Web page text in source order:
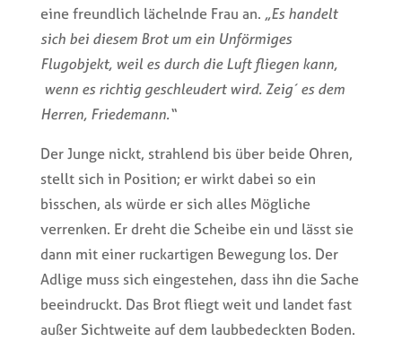
eine freundlich lächelnde Frau an. „Es handelt
sich bei diesem Brot um ein Unförmiges
Flugobjekt, weil es durch die Luft fliegen kann,
wenn es richtig geschleudert wird. Zeig´ es dem
Herren, Friedemann.“
Der Junge nickt, strahlend bis über beide Ohren,
stellt sich in Position; er wirkt dabei so ein
bisschen, als würde er sich alles Mögliche
verrenken. Er dreht die Scheibe ein und lässt sie
dann mit einer ruckartigen Bewegung los. Der
Adlige muss sich eingestehen, dass ihn die Sache
beeindruckt. Das Brot fliegt weit und landet fast
außer Sichtweite auf dem laubbedeckten Boden.